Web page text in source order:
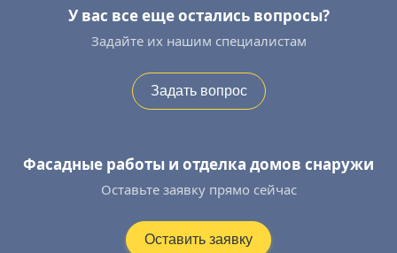
У вас все еще остались вопросы?
Задайте их нашим специалистам
Задать вопрос
Фасадные работы и отделка домов снаружи
Оставьте заявку прямо сейчас
Оставить заявку